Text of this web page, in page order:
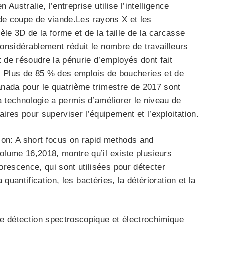
Australie, l’entreprise utilise l’intelligence
coupe de viande.Les rayons X et les
3D de la forme et de la taille de la carcasse
réduit le nombre de travailleurs
résoudre la pénurie d’employés dont fait
de 85 % des emplois de boucheries et de
pour le quatrième trimestre de 2017 sont
a permis d’améliorer le niveau de
pour superviser l’équipement et l’exploitation.
A short focus on rapid methods and
16,2018, montre qu’il existe plusieurs
qui sont utilisées pour détecter
les bactéries, la détérioration et la
détection spectroscopique et électrochimique